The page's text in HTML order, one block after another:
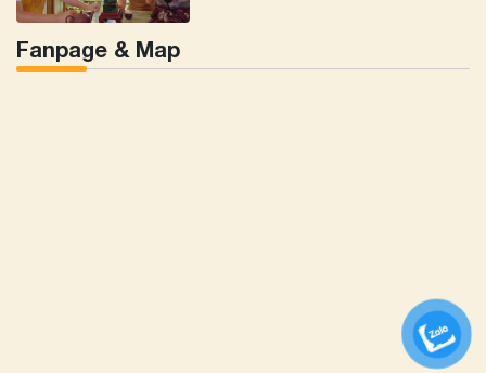
Fanpage & Map